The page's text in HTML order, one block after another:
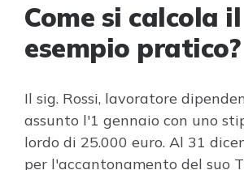
Come si calcola
esempio pratico?
Il sig. Rossi, lavoratore
assunto l'1 gennaio con uno
lordo di 25.000 euro. Al 31
per l'accantonamento del suo